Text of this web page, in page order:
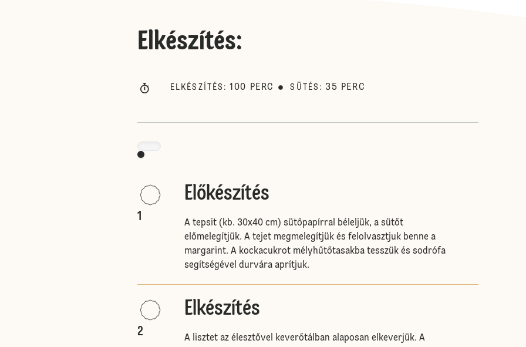
Elkészítés:
ELKÉSZÍTÉS : 100 PERC SÜTÉS : 35 PERC
1
Előkészítés
A tepsit (kb. 30x40 cm) sütőpapírral béleljük, a sütőt
előmelegítjük. A tejet megmelegítjük és felolvasztjuk benne a
margarint. A kockacukrot mélyhűtőtasakba tesszük és sodrófa
segítségével durvára aprítjuk.
2
Elkészítés
A lisztet az élesztővel keverőtálban alaposan elkeverjük. A